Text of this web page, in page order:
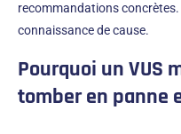
recommandations
connaissance de cause.
Pourquoi un VUS
tomber en panne